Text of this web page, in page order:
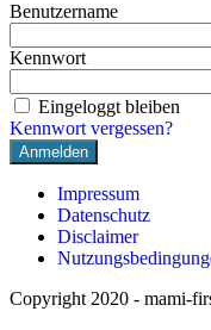
Benutzername
Kennwort
Eingeloggt bleiben
Kennwort vergessen?
Impressum
Datenschutz
Disclaimer
Copyright 2020 - mami-